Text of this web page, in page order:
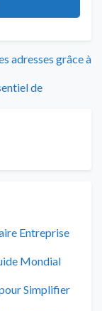
adresses grâce à
de
Entreprise
Mondial
Simplifier